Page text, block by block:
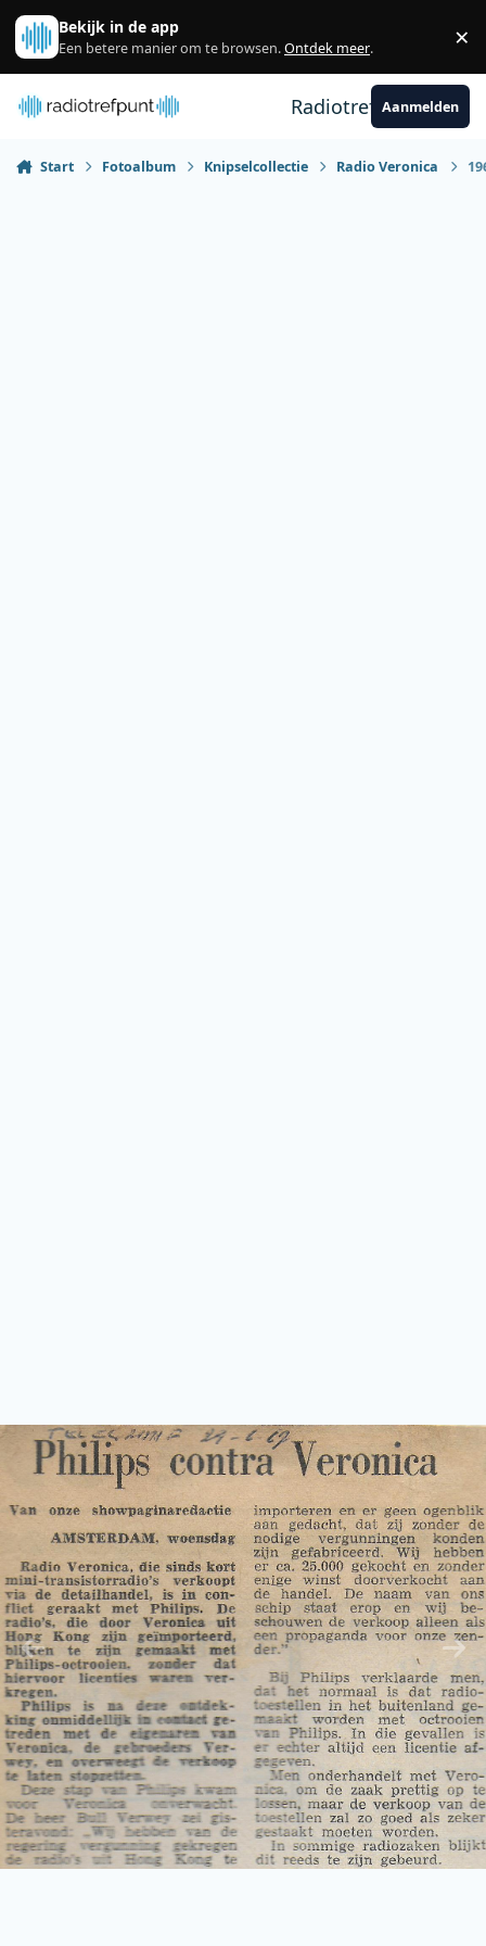
Spring naar bijdragen
Bekijk in de app
Een betere manier om te browsen.Ontdek meer. ×
RadiotrefpuntAanmelden
Start Fotoalbum Knipselcollectie Radio Veronica